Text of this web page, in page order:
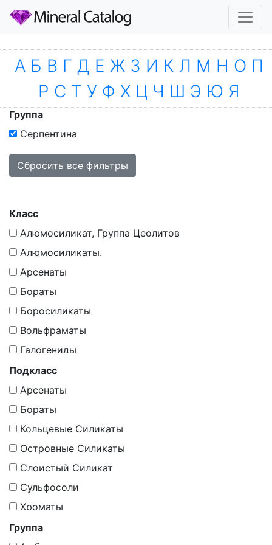
Вы выбрали:
Группа
Серпентина
Сбросить все фильтры
Класс
Алюмосиликат, Группа Цеолитов
Алюмосиликаты.
Арсенаты
Бораты
Боросиликаты
Вольфраматы
Галогениды
Галогены
Карбонаты
Минералоиды
Молибдаты
Оксиды
Оксиды И Гидрoоксиды
Органическое Вещество
Органическое Вещество, Минералоиды
Самородные Элементы
Подкласс
Арсенаты
Бораты
Кольцевые Силикаты
Островные Силикаты
Слоистый Силикат
Сульфосоли
Хроматы
Группа
А Б В Г Д Е Ж З И К Л М Н О П
Р С Т У Ф Х Ц Ч Ш Э Ю Я